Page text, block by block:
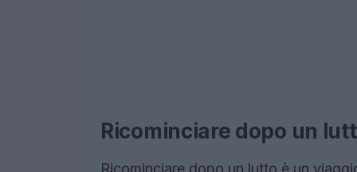
Ricominciare dopo un